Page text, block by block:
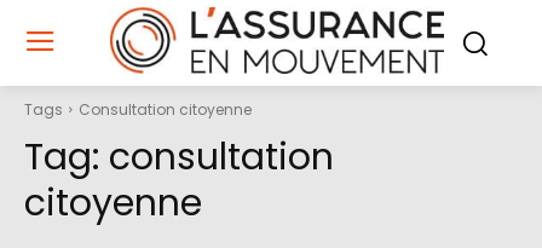
Tags Consultation citoyenne
Tag: consultation
citoyenne